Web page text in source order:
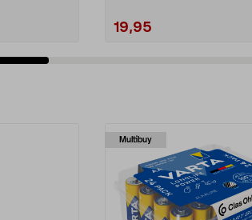
19,95
Multibuy